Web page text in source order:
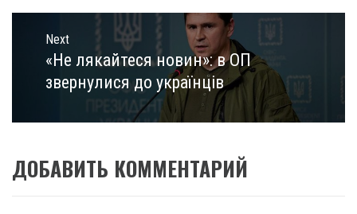
Next
Next
post:
«Не лякайтеся новин»: в ОП
звернулися до українців
ДОБАВИТЬ КОММЕНТАРИЙ